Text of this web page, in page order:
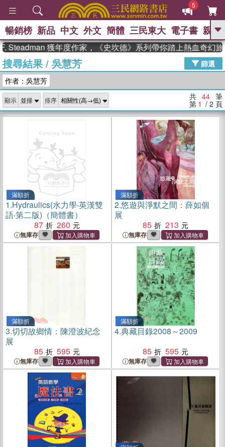
5
GO
高希均教授回憶錄
、 The Odyssey 、 父親節 、 如果歷
獎 臺灣漫遊錄 、 方念華 、 台灣的李
登輝時代
數學女孩：黎曼猜想 、
偉大的迷走神經
暢銷榜 新品 中文 外文 簡體 三民東大 電子書 親子
獲年度作家，《史坎德》系列帶你踏上熱血奇幻旅程
搜尋結果/ 吳慧芳
篩選
作者：吳慧芳
顯示 排序 共 44 筆
第 1 / 2 頁
滿額折
1.Hydraulics(水力學‧英漢雙
語‧第二版)（簡體書）
87
260
無庫存
滿額折
2.悠遊與淨默之間：薛如個
展
85
213
無庫存
滿額折
3.切切故鄉情：陳澄波紀念
展
85
595
無庫存
滿額折
4.典藏目錄2008～2009
85
595
無庫存